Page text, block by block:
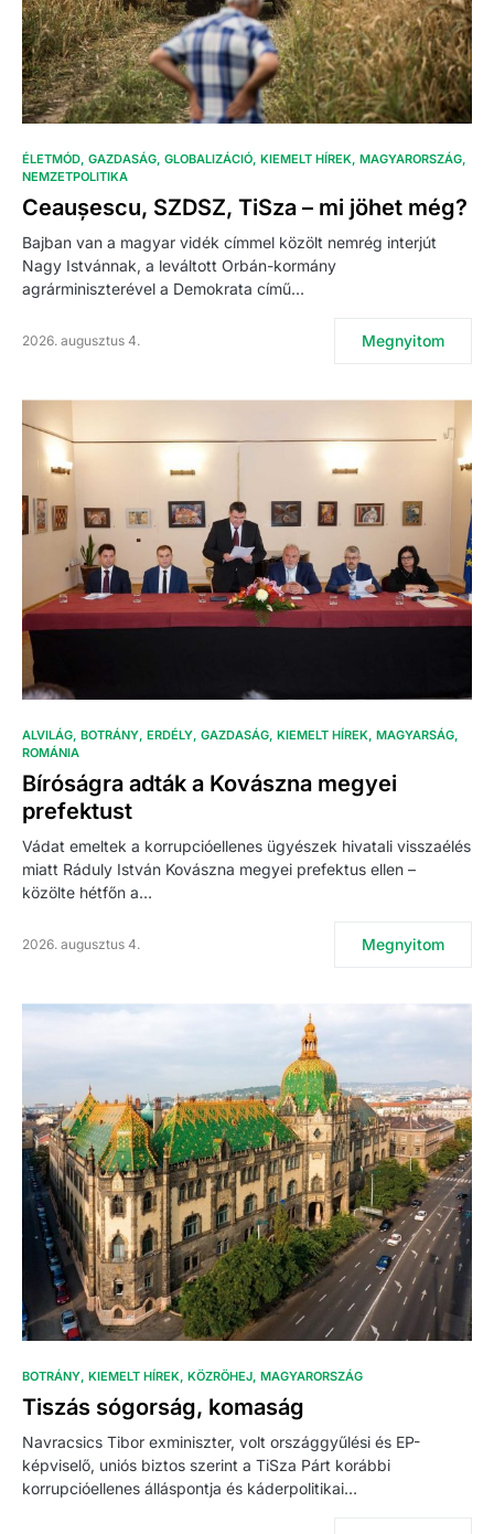
ÉLETMÓD GAZDASÁG GLOBALIZÁCIÓ KIEMELT HÍREK MAGYARORSZÁG
NEMZETPOLITIKA
Ceaușescu, SZDSZ, TiSza – mi jöhet még?
Bajban van a magyar vidék címmel közölt nemrég interjút
Nagy Istvánnak, a leváltott Orbán-kormány
agrárminiszterével a Demokrata című…
2026. augusztus 4. Megnyitom
ALVILÁG BOTRÁNY ERDÉLY GAZDASÁG KIEMELT HÍREK MAGYARSÁG
ROMÁNIA
Bíróságra adták a Kovászna megyei
prefektust
Vádat emeltek a korrupcióellenes ügyészek hivatali visszaélés
miatt Ráduly István Kovászna megyei prefektus ellen –
közölte hétfőn a…
2026. augusztus 4. Megnyitom
BOTRÁNY KIEMELT HÍREK KÖZRÖHEJ MAGYARORSZÁG
Tiszás sógorság, komaság
Navracsics Tibor exminiszter, volt országgyűlési és EP-
képviselő, uniós biztos szerint a TiSza Párt korábbi
korrupcióellenes álláspontja és káderpolitikai…